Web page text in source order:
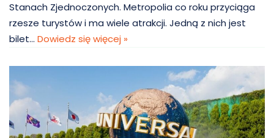
Stanach Zjednoczonych. Metropolia co roku przyciąga
rzesze turystów i ma wiele atrakcji. Jedną z nich jest
bilet… Dowiedz się więcej »